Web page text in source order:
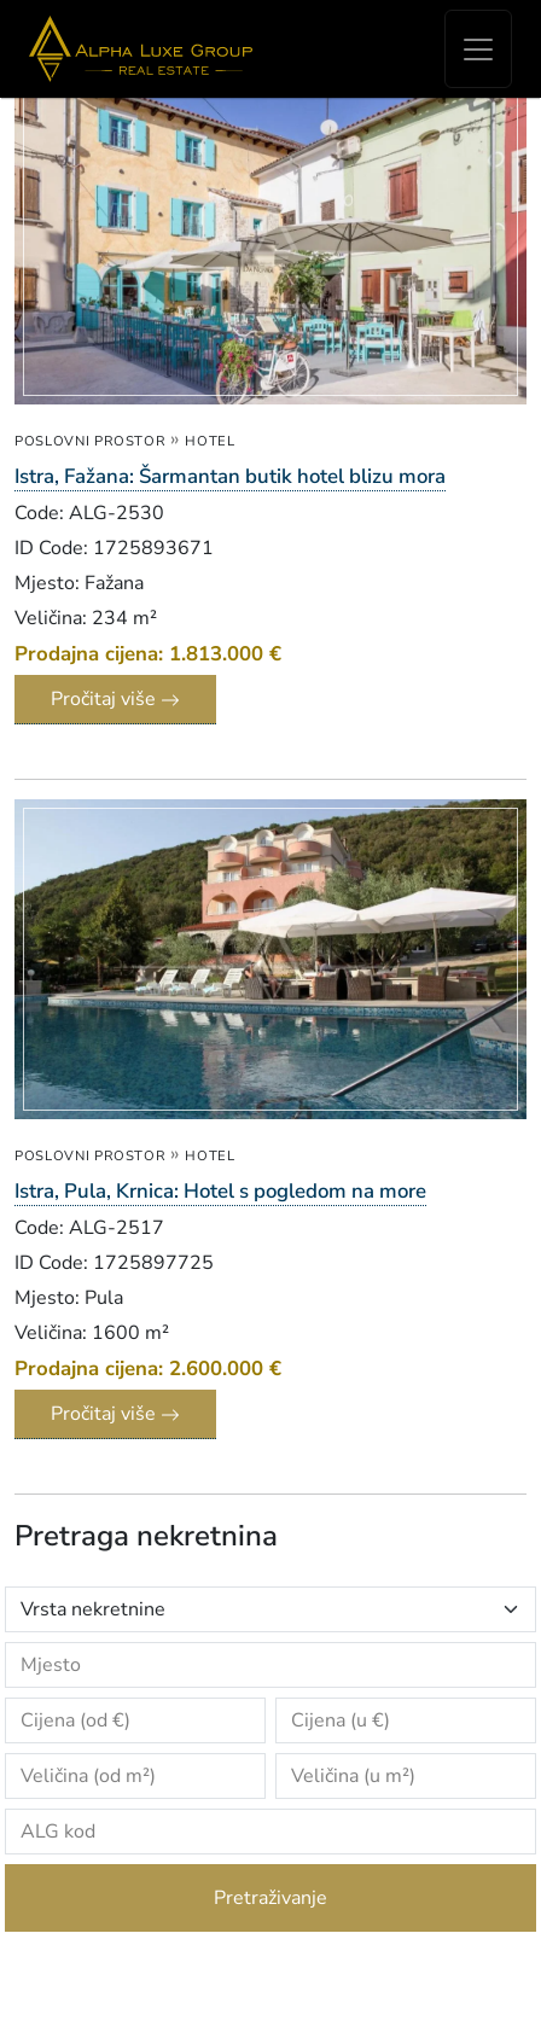
Real Estate for sale - Hoteli
POSLOVNI PROSTOR » HOTEL
Istra, Fažana: Šarmantan butik hotel blizu mora
Code: ALG-2530
ID Code: 1725893671
Mjesto: Fažana
Veličina: 234 m²
Prodajna cijena: 1.813.000 €
Pročitaj više
POSLOVNI PROSTOR » HOTEL
Istra, Pula, Krnica: Hotel s pogledom na more
Code: ALG-2517
ID Code: 1725897725
Mjesto: Pula
Veličina: 1600 m²
Prodajna cijena: 2.600.000 €
Pročitaj više
Pretraga nekretnina
Pretraživanje